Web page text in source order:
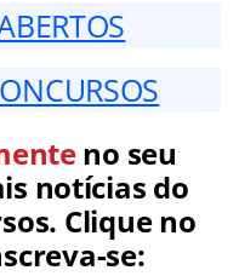
no seu
notícias do
Clique no
se: